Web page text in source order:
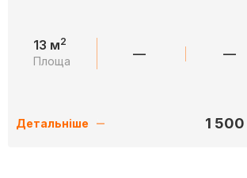
13 м2
Площа — —
Детальніше 1 500